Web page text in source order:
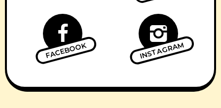
FACEBOOK INSTAGRAM